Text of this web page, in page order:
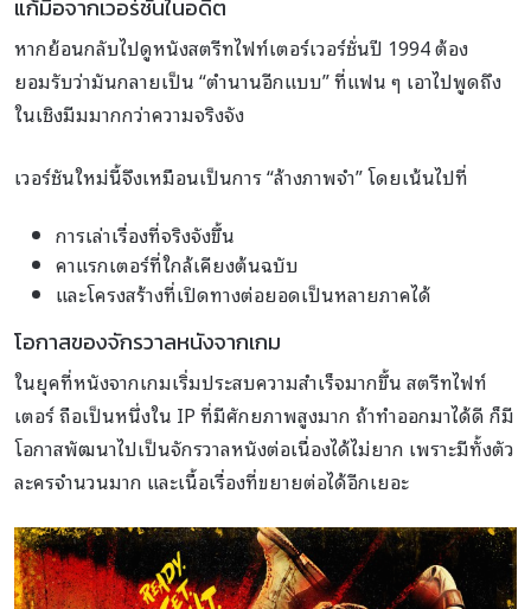
แก้มือจากเวอร์ชันในอดีต
หากย้อนกลับไปดูหนังสตรีทไฟท์เตอร์เวอร์ชั่นปี 1994 ต้อง
ยอมรับว่ามันกลายเป็น “ตำนานอีกแบบ” ที่แฟน ๆ เอาไปพูดถึง
ในเชิงมีมมากกว่าความจริงจัง
เวอร์ชันใหม่นี้จึงเหมือนเป็นการ “ล้างภาพจำ” โดยเน้นไปที่
การเล่าเรื่องที่จริงจังขึ้น
คาแรกเตอร์ที่ใกล้เคียงต้นฉบับ
และโครงสร้างที่เปิดทางต่อยอดเป็นหลายภาคได้
โอกาสของจักรวาลหนังจากเกม
ในยุคที่หนังจากเกมเริ่มประสบความสำเร็จมากขึ้น สตรีทไฟท์
เตอร์ ถือเป็นหนึ่งใน IP ที่มีศักยภาพสูงมาก ถ้าทำออกมาได้ดี ก็มี
โอกาสพัฒนาไปเป็นจักรวาลหนังต่อเนื่องได้ไม่ยาก เพราะมีทั้งตัว
ละครจำนวนมาก และเนื้อเรื่องที่ขยายต่อได้อีกเยอะ